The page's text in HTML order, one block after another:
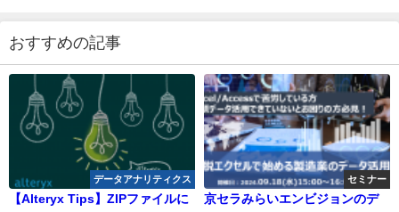
おすすめの記事
データアナリティクス
【Alteryx Tips】ZIPファイルに
セミナー
京セラみらいエンビジョンのデ